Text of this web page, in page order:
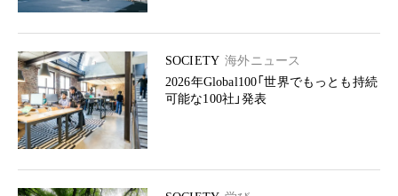
SOCIETY 海外ニュース
2026年Global100「世界でもっとも持続
可能な100社」発表